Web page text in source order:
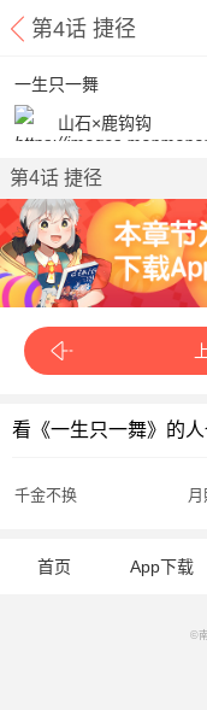
第4话 捷径
一生只一舞
山石×鹿钩钩
第4话 捷径
看《一生只一舞》的
千金不换
首页 App下载
©